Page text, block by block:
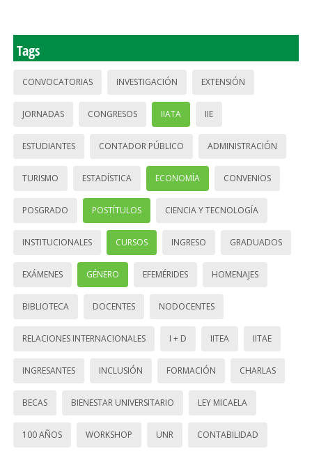
Tags
CONVOCATORIAS INVESTIGACIÓN EXTENSIÓN
JORNADAS CONGRESOS IIATA IIE
ESTUDIANTES CONTADOR PÚBLICO ADMINISTRACIÓN
TURISMO ESTADÍSTICA ECONOMÍA CONVENIOS
POSGRADO POSTÍTULOS CIENCIA Y TECNOLOGÍA
INSTITUCIONALES CURSOS INGRESO GRADUADOS
EXÁMENES GÉNERO EFEMÉRIDES HOMENAJES
BIBLIOTECA DOCENTES NODOCENTES
RELACIONES INTERNACIONALES I + D IITEA IITAE
INGRESANTES INCLUSIÓN FORMACIÓN CHARLAS
BECAS BIENESTAR UNIVERSITARIO LEY MICAELA
100 AÑOS WORKSHOP UNR CONTABILIDAD